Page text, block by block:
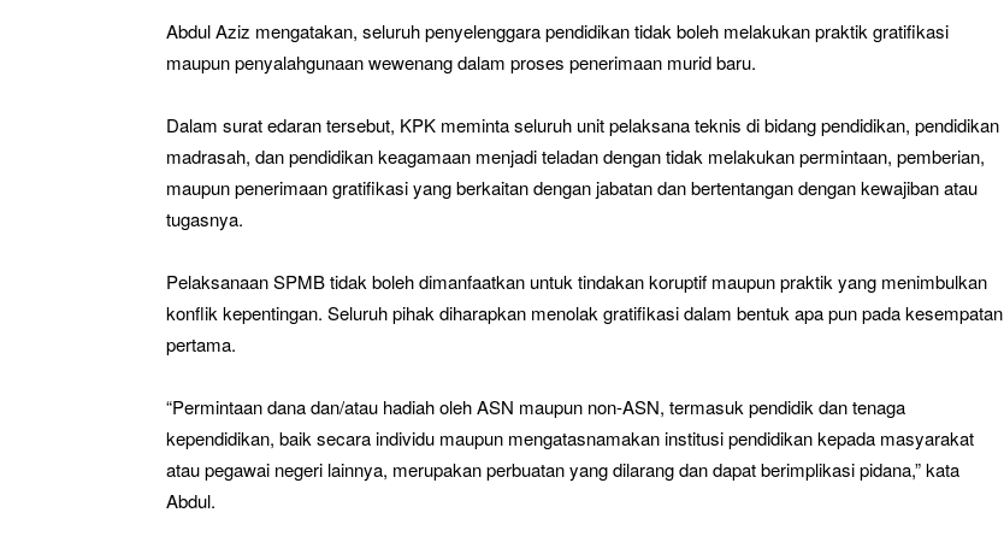
Abdul Aziz mengatakan, seluruh penyelenggara pendidikan tidak boleh melakukan praktik gratifikasi
maupun penyalahgunaan wewenang dalam proses penerimaan murid baru.
Dalam surat edaran tersebut, KPK meminta seluruh unit pelaksana teknis di bidang pendidikan, pendidikan
madrasah, dan pendidikan keagamaan menjadi teladan dengan tidak melakukan permintaan, pemberian,
maupun penerimaan gratifikasi yang berkaitan dengan jabatan dan bertentangan dengan kewajiban atau
tugasnya.
Pelaksanaan SPMB tidak boleh dimanfaatkan untuk tindakan koruptif maupun praktik yang menimbulkan
konflik kepentingan. Seluruh pihak diharapkan menolak gratifikasi dalam bentuk apa pun pada kesempatan
pertama.
“Permintaan dana dan/atau hadiah oleh ASN maupun non-ASN, termasuk pendidik dan tenaga
kependidikan, baik secara individu maupun mengatasnamakan institusi pendidikan kepada masyarakat
atau pegawai negeri lainnya, merupakan perbuatan yang dilarang dan dapat berimplikasi pidana,” kata
Abdul.